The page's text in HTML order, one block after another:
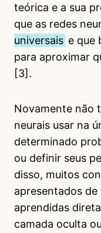
teórica e a sua
que as redes
universais e que
para aproximar
[3].
Novamente não
neurais usar na
determinado
ou definir seus
disso, muitos
apresentados
aprendidas
camada oculta